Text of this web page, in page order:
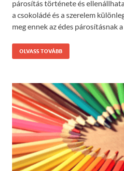
párosítás története és
a csokoládé és a szerelem
meg ennek az édes párosításnak
OLVASS TOVÁBB